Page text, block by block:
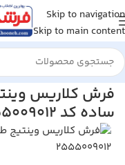
Skip to navigation
Skip to main content
خانه/فرش ماشینی/فرش 1200 شانه
ساده کد 255009012